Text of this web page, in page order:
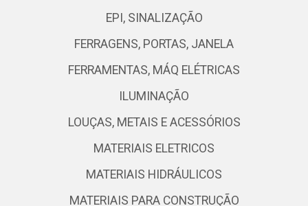
EPI, SINALIZAÇÃO
FERRAGENS, PORTAS, JANELA
FERRAMENTAS, MÁQ ELÉTRICAS
ILUMINAÇÃO
LOUÇAS, METAIS E ACESSÓRIOS
MATERIAIS ELETRICOS
MATERIAIS HIDRÁULICOS
MATERIAIS PARA CONSTRUÇÃO